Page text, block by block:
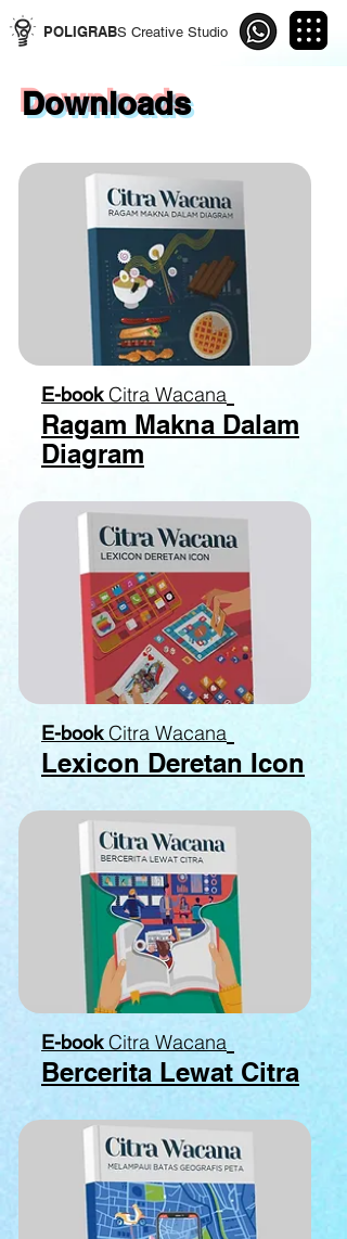
POLIGRABS Creative Studio
Downloads
E-book Citra Wacana
Ragam Makna Dalam
Diagram
E-book Citra Wacana
Lexicon Deretan Icon
E-book Citra Wacana
Bercerita Lewat Citra